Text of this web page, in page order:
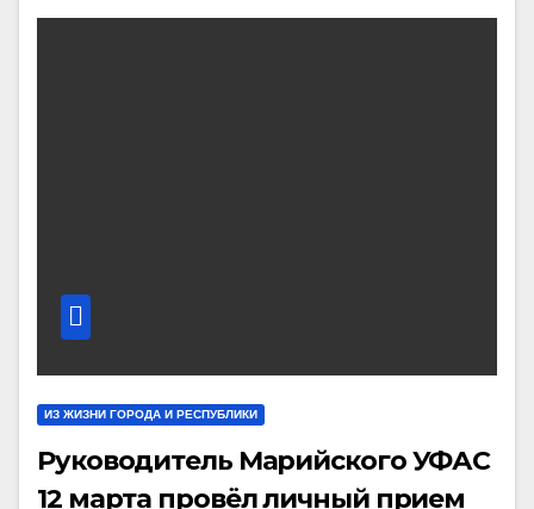
ИЗ ЖИЗНИ ГОРОДА И РЕСПУБЛИКИ
Руководитель Марийского УФАС
12 марта провёл личный прием